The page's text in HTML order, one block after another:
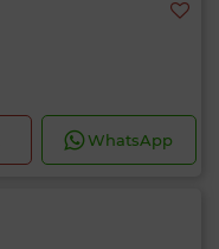
WhatsApp